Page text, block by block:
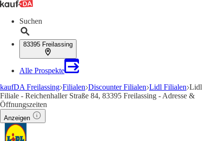
Suchen
83395 Freilassing
Alle Prospekte
kaufDA Freilassing Filialen Discounter Filialen Lidl Filialen Lidl
Filiale - Reichenhaller Straße 84, 83395 Freilassing - Adresse &
Öffnungszeiten
Anzeigen